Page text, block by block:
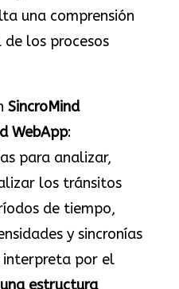
una comprensión
los procesos
SincroMind
WebApp:
para analizar,
los tránsitos
de tiempo,
y sincronías
por el
estructura